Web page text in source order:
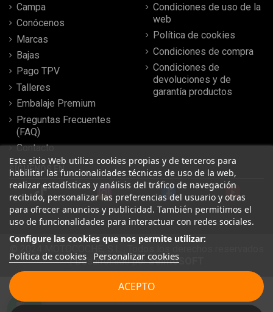
Leer más reseñas
Campa
Conócenos
Marcas
Bajas
Pago TPV
Talleres
Embalaje Premium
Preguntas Frecuentes
(FAQ)
Contacto
Condiciones de uso de la
web
Política de cookies
Condiciones de compra
Condiciones de
devoluciones y de
garantía productos
Este sitio Web utiliza cookies propias y de terceros para
habilitar las funcionalidades técnicas de uso de la web,
realizar estadísticas y análisis del tráfico de navegación
recibido, personalizar las preferencias del usuario y otras
para ofrecer anuncios y publicidad. También permitimos el
uso de funcionalidades para interactuar con redes sociales.
Configure las cookies que nos permite utilizar:
Política de cookies Personalizar cookies
ACEPTO
SÍGUENOS EN
| Desarrollado porSeintoSOFT